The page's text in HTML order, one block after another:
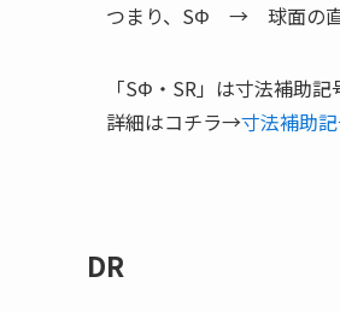
つまり、SΦ → 球面
「SΦ・SR」は寸法補助記
詳細はコチラ→寸法補助
DR